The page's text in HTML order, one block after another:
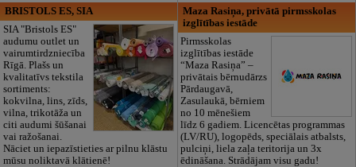
BRISTOLS ES, SIA
SIA "Bristols ES"
audumu outlet un
vairumtirdzniecība
Rīgā. Plašs un
kvalitatīvs tekstila
sortiments:
kokvilna, lins, zīds,
vilna, trikotāža un
citi audumi šūšanai
vai ražošanai.
Nāciet un iepazīstieties ar pilnu klāstu
mūsu noliktavā klātienē!
Maza Rasiņa, privātā pirmsskolas
izglītības iestāde
Pirmsskolas
izglītības iestāde
“Maza Rasiņa” –
privātais bērnudārzs
Pārdaugavā,
Zasulaukā, bērniem
no 10 mēnešiem
līdz 6 gadiem. Licencētas programmas
(LV/RU), logopēds, speciālais atbalsts,
pulciņi, liela zaļa teritorija un 3x
ēdināšana. Strādājam visu gadu!